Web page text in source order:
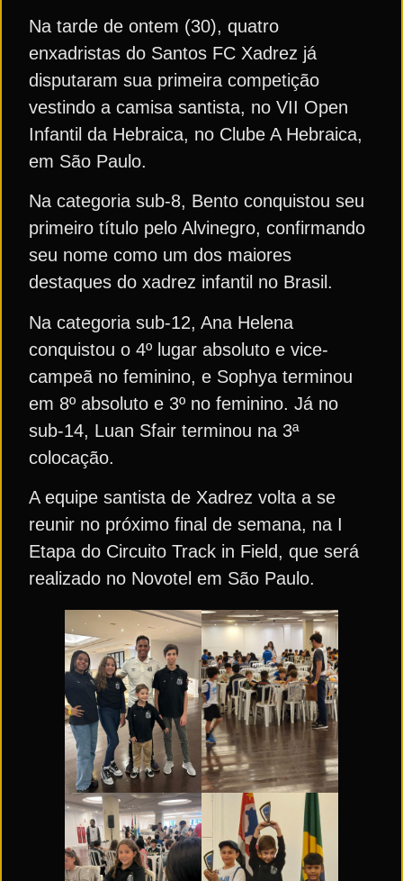
Na tarde de ontem (30), quatro
enxadristas do Santos FC Xadrez já
disputaram sua primeira competição
vestindo a camisa santista, no VII Open
Infantil da Hebraica, no Clube A Hebraica,
em São Paulo.
Na categoria sub-8, Bento conquistou seu
primeiro título pelo Alvinegro, confirmando
seu nome como um dos maiores
destaques do xadrez infantil no Brasil.
Na categoria sub-12, Ana Helena
conquistou o 4º lugar absoluto e vice-
campeã no feminino, e Sophya terminou
em 8º absoluto e 3º no feminino. Já no
sub-14, Luan Sfair terminou na 3ª
colocação.
A equipe santista de Xadrez volta a se
reunir no próximo final de semana, na I
Etapa do Circuito Track in Field, que será
realizado no Novotel em São Paulo.